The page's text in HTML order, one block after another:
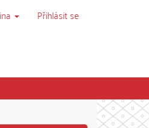
Přihlásit se